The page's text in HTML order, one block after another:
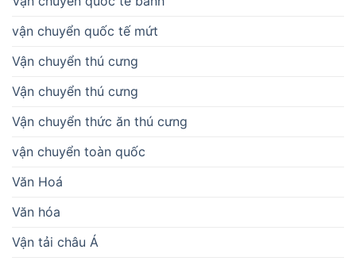
vận chuyển quốc tế mứt
Vận chuyển thú cưng
Vận chuyển thú cưng
Vận chuyển thức ăn thú cưng
vận chuyển toàn quốc
Văn Hoá
Văn hóa
Vận tải châu Á